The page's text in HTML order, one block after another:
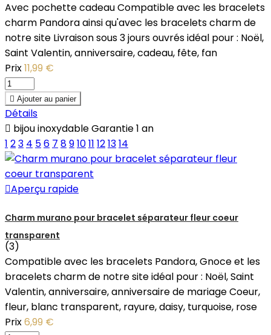
Avec pochette cadeau Compatible avec les bracelets
charm Pandora ainsi qu'avec les bracelets charm de
notre site Livraison sous 3 jours ouvrés idéal pour : Noël,
Saint Valentin, anniversaire, cadeau, fête, fan
Prix11,99 €
 Ajouter au panier
Détails
 bijou inoxydable Garantie 1 an
1 23 4 56 7 891011 121314
Aperçu rapide
Charm murano pour bracelet séparateur fleur coeur
transparent
(3)
Compatible avec les bracelets Pandora, Gnoce et les
bracelets charm de notre site idéal pour : Noël, Saint
Valentin, anniversaire, anniversaire de mariage Coeur,
fleur, blanc transparent, rayure, daisy, turquoise, rose
Prix6,99 €